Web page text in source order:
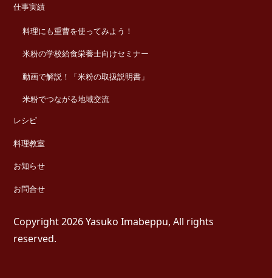
仕事実績
料理にも重曹を使ってみよう！
米粉の学校給食栄養士向けセミナー
動画で解説！「米粉の取扱説明書」
米粉でつながる地域交流
レシピ
料理教室
お知らせ
お問合せ
Copyright 2026 Yasuko Imabeppu, All rights
reserved.